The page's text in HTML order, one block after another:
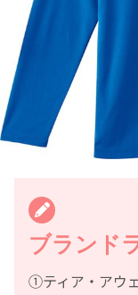
ブランド
①ティア・アウ